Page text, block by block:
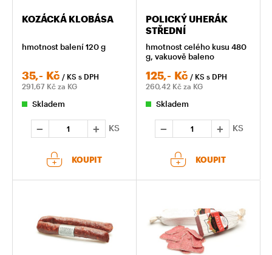
KOZÁCKÁ KLOBÁSA
hmotnost balení 120 g
35,- Kč / KS s DPH
291,67 Kč za KG
Skladem
KS
KOUPIT
POLICKÝ UHERÁK
STŘEDNÍ
hmotnost celého kusu 480
g, vakuově baleno
125,- Kč / KS s DPH
260,42 Kč za KG
Skladem
KS
KOUPIT